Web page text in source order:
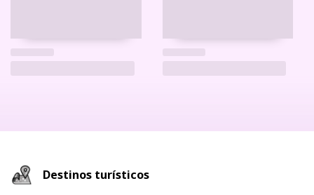
Destinos turísticos